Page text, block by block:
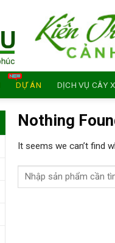
DỰ ÁN DỊCH VỤ CÂY
Nothing
It seems we can’t find